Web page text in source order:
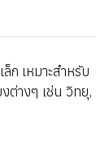
ก เหมาะสำหรับ
ต่างๆ เช่น วิทยุ,